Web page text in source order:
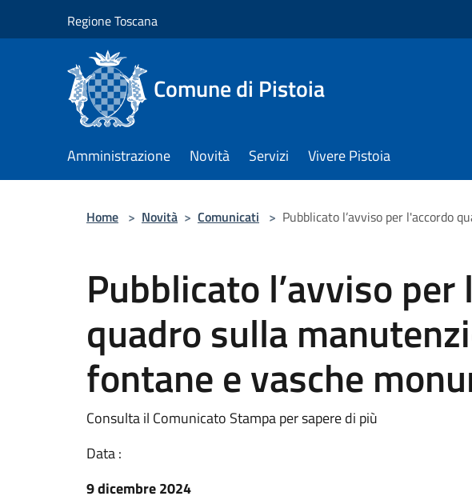
Regione Toscana
Comune di Pistoia
Amministrazione Novità Servizi Vivere Pistoia
Home > Novità > Comunicati > Pubblicato l’avviso per l'accordo
Pubblicato l’avviso per
quadro sulla
fontane e vasche
Consulta il Comunicato Stampa per sapere di più
Data :
9 dicembre 2024